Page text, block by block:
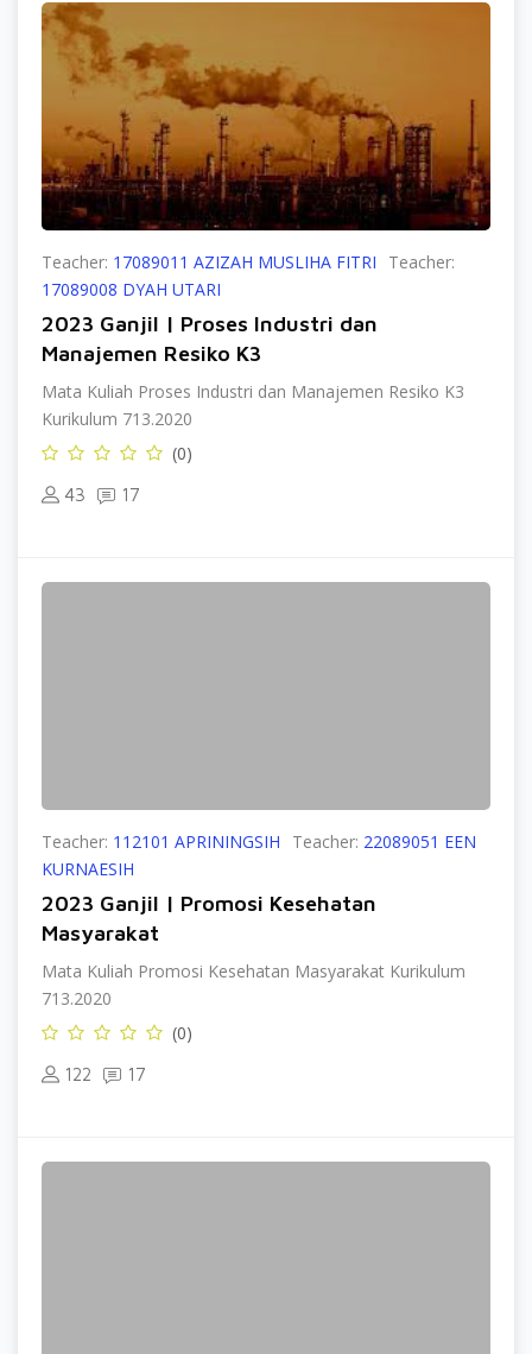
Teacher: 17089011 AZIZAH MUSLIHA FITRI
Teacher:
17089008 DYAH UTARI
2023 Ganjil | Proses Industri dan
Manajemen Resiko K3
Mata Kuliah Proses Industri dan Manajemen Resiko K3
Kurikulum 713.2020
(0)
43 17
Teacher: 112101 APRININGSIH Teacher: 22089051 EEN
KURNAESIH
2023 Ganjil | Promosi Kesehatan
Masyarakat
Mata Kuliah Promosi Kesehatan Masyarakat Kurikulum
713.2020
(0)
122 17